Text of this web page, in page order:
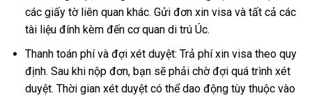
các giấy tờ liên quan khác. Gửi đơn xin visa và tất cả các
tài liệu đính kèm đến cơ quan di trú Úc.
Thanh toán phí và đợi xét duyệt: Trả phí xin visa theo quy
định. Sau khi nộp đơn, bạn sẽ phải chờ đợi quá trình xét
duyệt. Thời gian xét duyệt có thể dao động tùy thuộc vào